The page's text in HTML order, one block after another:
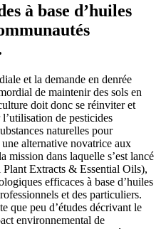
à base d’huiles
et la demande en denrée
de maintenir des sols en
doit donc se réinviter et
de pesticides
naturelles pour
alternative novatrice aux
mission dans laquelle s’est lancé
Extracts & Essential Oils),
efficaces à base d’huiles
et des particuliers.
que peu d’études décrivant le
environnemental de